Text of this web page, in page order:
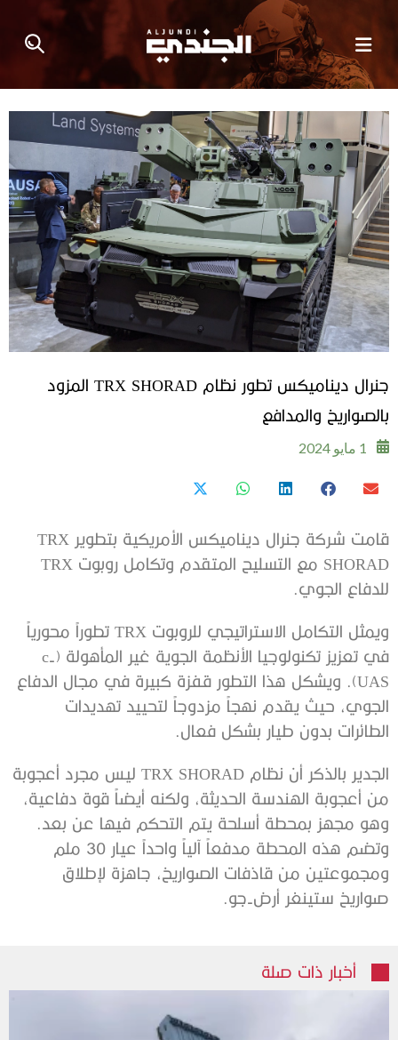
جنرال ديناميكس تطور نظام TRX SHORAD المزود
بالصواريخ والمدافع
1 مايو 2024
قامت شركة جنرال ديناميكس الأمريكية بتطوير TRX
SHORAD مع التسليح المتقدم وتكامل روبوت TRX
للدفاع الجوي.
ويمثل التكامل الاستراتيجي للروبوت TRX تطوراً محورياً
في تعزيز تكنولوجيا الأنظمة الجوية غير المأهولة (c-
UAS). ويشكل هذا التطور قفزة كبيرة في مجال الدفاع
الجوي، حيث يقدم نهجاً مزدوجاً لتحييد تهديدات
الطائرات بدون طيار بشكل فعال.
الجدير بالذكر أن نظام TRX SHORAD ليس مجرد أعجوبة
من أعجوبة الهندسة الحديثة، ولكنه أيضاً قوة دفاعية،
وهو مجهز بمحطة أسلحة يتم التحكم فيها عن بعد.
وتضم هذه المحطة مدفعاً آلياً واحداً عيار 30 ملم
ومجموعتين من قاذفات الصواريخ، جاهزة لإطلاق
صواريخ ستينغر أرض-جو.
أخبار ذات صلة